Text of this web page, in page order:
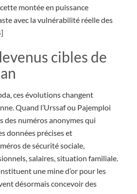
montée en puissance
avec la vulnérabilité réelle des
cibles de
ces évolutions changent
Quand l’Urssaf ou Pajemploi
des numéros anonymes qui
données précises et
de sécurité sociale,
salaires, situation familiale.
une mine d’or pour les
désormais concevoir des